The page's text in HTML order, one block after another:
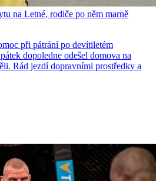
na Letné, rodiče po něm marně
při pátrání po devítiletém
dopoledne odešel domova na
Rád jezdí dopravními prostředky a